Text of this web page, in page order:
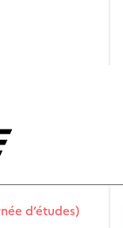
d’études)